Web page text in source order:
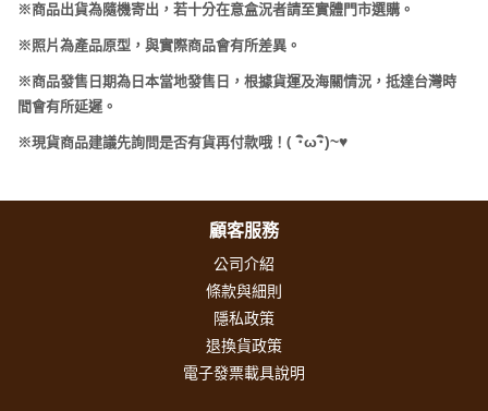
※商品出貨為隨機寄出，若十分在意盒況者請至實體門市選購。
※照片為產品原型，與實際商品會有所差異。
※商品發售日期為日本當地發售日，根據貨運及海關情況，抵達台灣時
間會有所延遲。
※現貨商品建議先詢問是否有貨再付款哦！ (･ω･)~♥
顧客服務
公司介紹
條款與細則
隱私政策
退換貨政策
電子發票載具說明